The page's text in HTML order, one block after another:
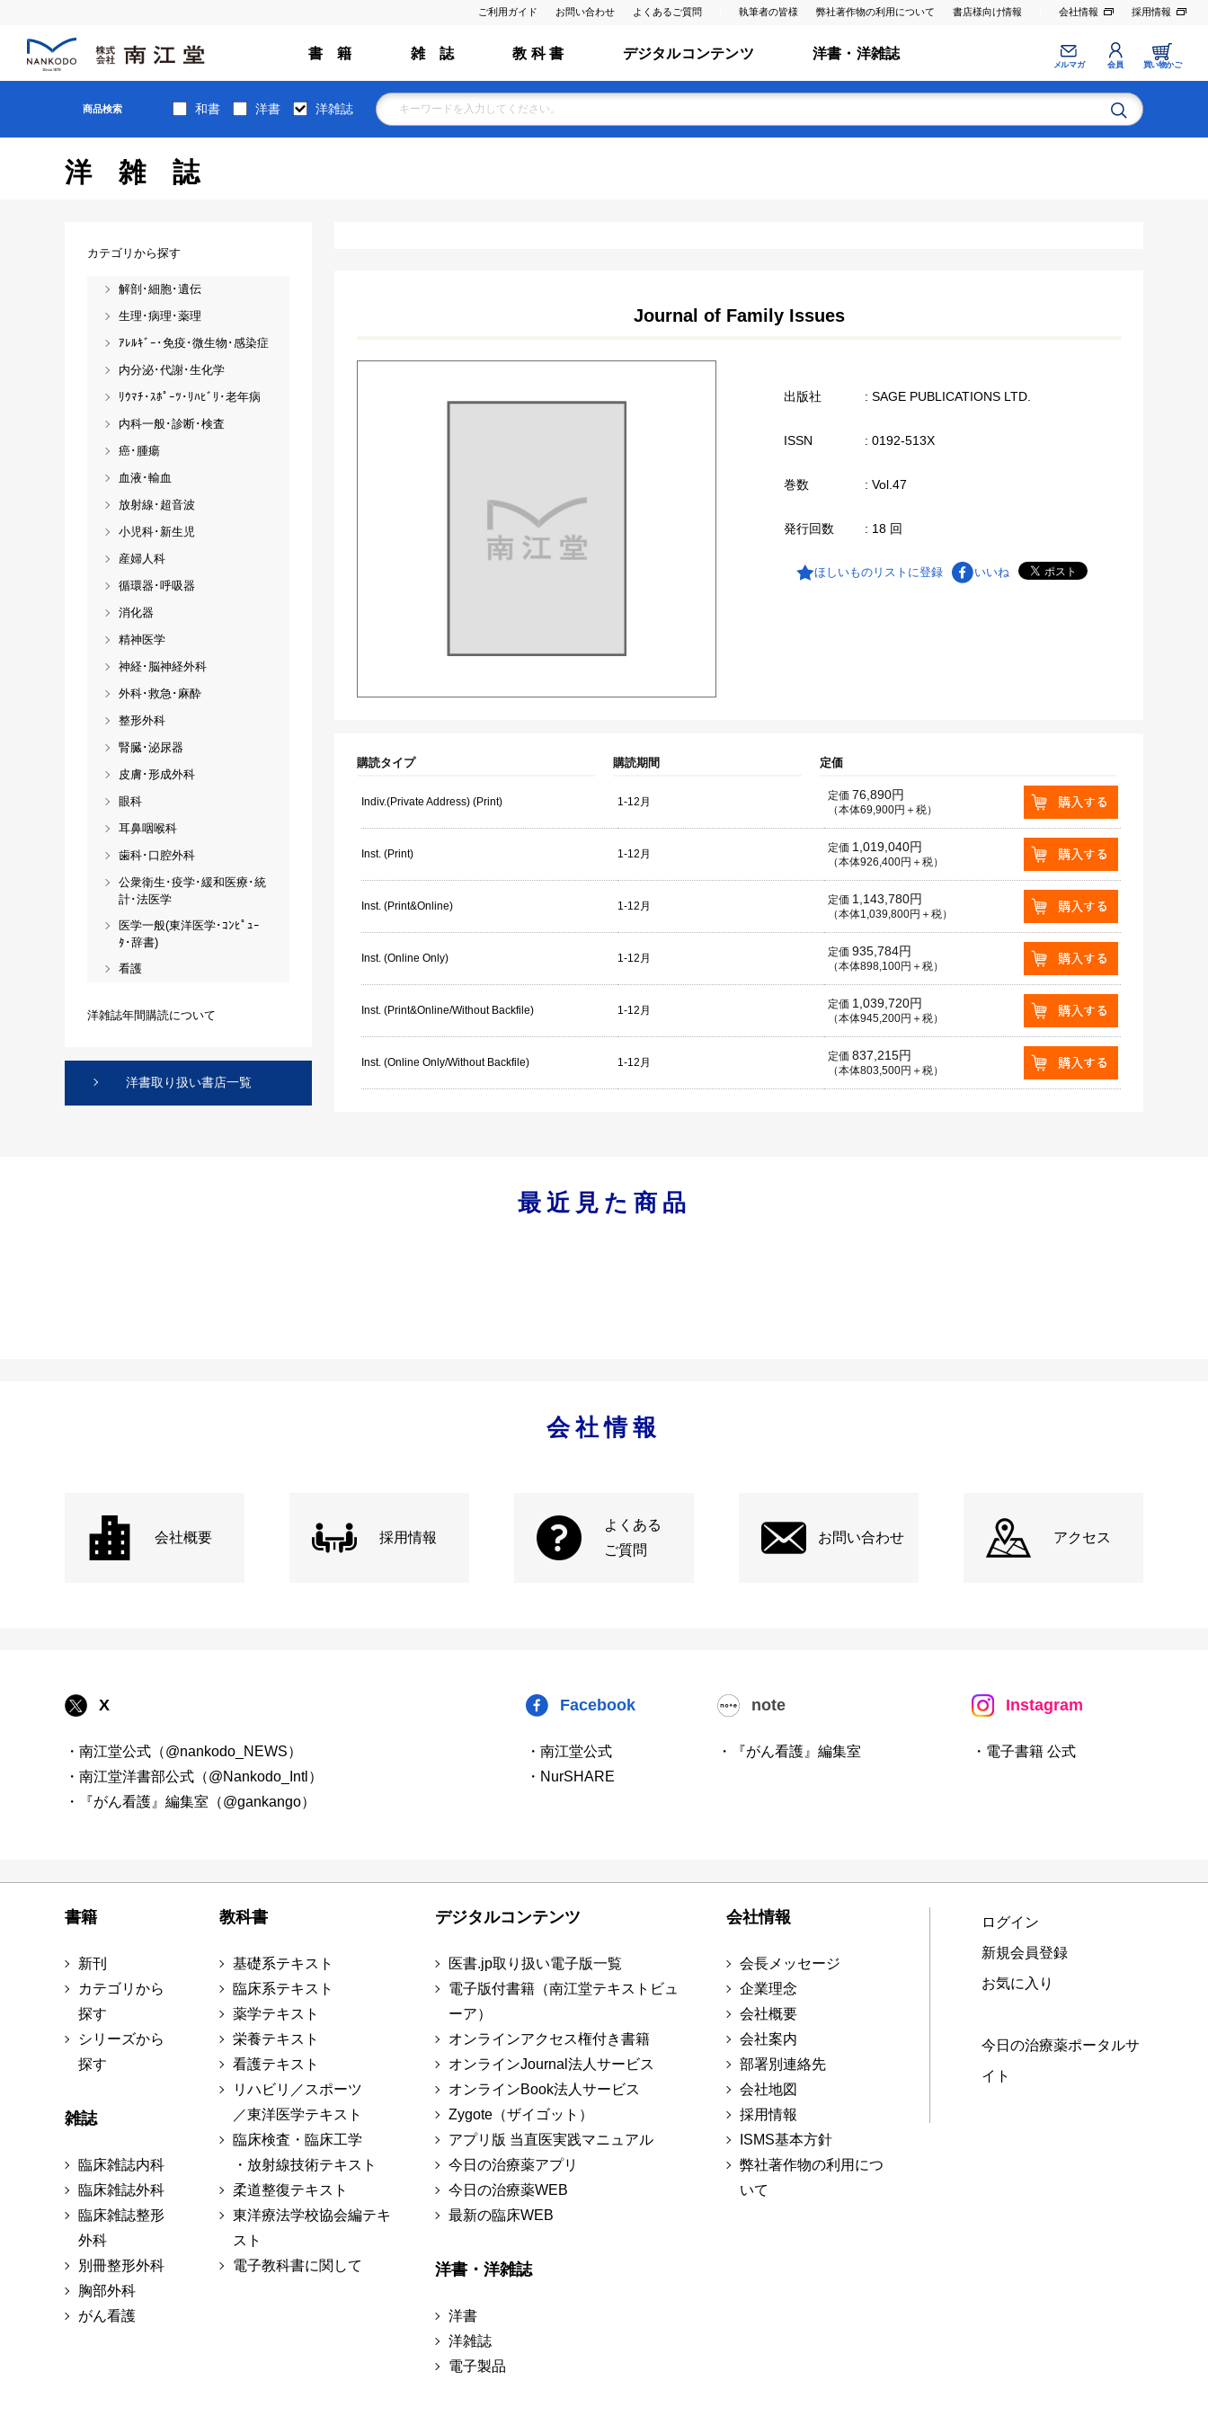
ご利用ガイド お問い合わせ よくあるご質問 執筆者の皆様 弊社著作物の利用について 書店様向け情報 会社情報 採用情報
書 籍 雑 誌 教 科 書 デジタルコンテンツ 洋書・洋雑誌
メルマガ 会員 買い物かご
商品検索 和書 洋書 洋雑誌
洋雑誌
Journal of Family Issues
出版社 : SAGE PUBLICATIONS LTD.
ISSN : 0192-513X
巻数 : Vol.47
発行回数 : 18 回
ほしいものリストに登録 いいね
購読タイプ 購読期間 定価
Indiv.(Private Address) (Print) 1-12月 定価 76,890円
（本体69,900円＋税）
Inst. (Print) 1-12月 定価 1,019,040円
（本体926,400円＋税）
Inst. (Print&Online) 1-12月 定価 1,143,780円
（本体1,039,800円＋税）
Inst. (Online Only) 1-12月 定価 935,784円
（本体898,100円＋税）
Inst. (Print&Online/Without Backfile) 1-12月 定価 1,039,720円
（本体945,200円＋税）
Inst. (Online Only/Without Backfile) 1-12月 定価 837,215円
（本体803,500円＋税）
カテゴリから探す
解剖･細胞･遺伝
生理･病理･薬理
ｱﾚﾙｷﾞｰ･免疫･微生物･感染症
内分泌･代謝･生化学
ﾘｳﾏﾁ･ｽﾎﾟｰﾂ･ﾘﾊﾋﾞﾘ･老年病
内科一般･診断･検査
癌･腫瘍
血液･輸血
放射線･超音波
小児科･新生児
産婦人科
循環器･呼吸器
消化器
精神医学
神経･脳神経外科
外科･救急･麻酔
整形外科
腎臓･泌尿器
皮膚･形成外科
眼科
耳鼻咽喉科
歯科･口腔外科
公衆衛生･疫学･緩和医療･統
計･法医学
医学一般(東洋医学･ｺﾝﾋﾟｭｰ
ﾀ･辞書)
看護
洋雑誌年間購読について
洋書取り扱い書店一覧
最近見た商品
会社情報
会社概要 採用情報
よくある
ご質問
お問い合わせ アクセス
X
・南江堂公式（@nankodo_NEWS）
・南江堂洋書部公式（@Nankodo_Intl）
・『がん看護』編集室（@gankango）
Facebook
・南江堂公式
・NurSHARE
note
・『がん看護』編集室
Instagram
・電子書籍 公式
書籍
新刊
カテゴリから
探す
シリーズから
探す
雑誌
臨床雑誌内科
臨床雑誌外科
臨床雑誌整形
外科
別冊整形外科
胸部外科
がん看護
教科書
基礎系テキスト
臨床系テキスト
薬学テキスト
栄養テキスト
看護テキスト
リハビリ／スポーツ
／東洋医学テキスト
臨床検査・臨床工学
・放射線技術テキスト
柔道整復テキスト
東洋療法学校協会編テキ
スト
電子教科書に関して
デジタルコンテンツ
医書.jp取り扱い電子版一覧
電子版付書籍（南江堂テキストビュ
ーア）
オンラインアクセス権付き書籍
オンラインJournal法人サービス
オンラインBook法人サービス
Zygote（ザイゴット）
アプリ版 当直医実践マニュアル
今日の治療薬アプリ
今日の治療薬WEB
最新の臨床WEB
洋書・洋雑誌
洋書
洋雑誌
電子製品
会社情報
会長メッセージ
企業理念
会社概要
会社案内
部署別連絡先
会社地図
採用情報
ISMS基本方針
弊社著作物の利用につ
いて
ログイン
新規会員登録
お気に入り
今日の治療薬ポータルサ
イト